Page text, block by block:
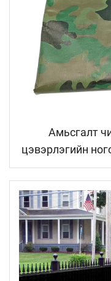
Амьсгалт
цэвэрлэгийн
гадаа
хамгаалалтанд